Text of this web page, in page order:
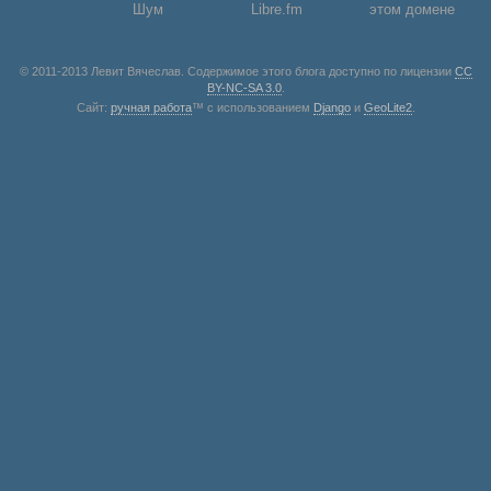
Шум
Libre.fm
этом домене
© 2011-2013 Левит Вячеслав. Содержимое этого блога доступно по лицензии CC
BY-NC-SA 3.0.
Сайт: ручная работа™ с использованием Djangoи GeoLite2.